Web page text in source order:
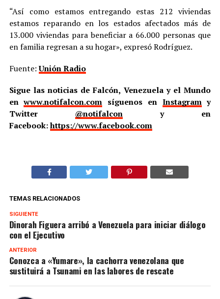
“Así como estamos entregando estas 212 viviendas
estamos reparando en los estados afectados más de
13.000 viviendas para beneficiar a 66.000 personas que
en familia regresan a su hogar», expresó Rodríguez.
Fuente:Unión Radio
Sigue las noticias de Falcón, Venezuela y el Mundo
enwww.notifalcon.com síguenos en Instagramy
Twitter @notifalcony en
Facebook:https://www.facebook.com
TEMAS RELACIONADOS
SIGUIENTE
Dinorah Figuera arribó a Venezuela para iniciar diálogo
con el Ejecutivo
ANTERIOR
Conozca a «Yumare», la cachorra venezolana que
sustituirá a Tsunami en las labores de rescate